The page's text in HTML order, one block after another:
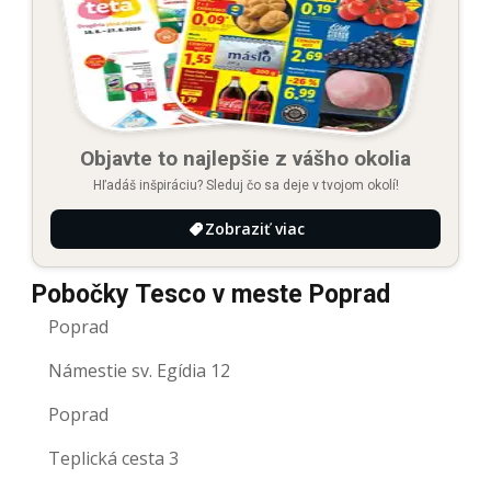
Objavte to najlepšie z vášho okolia
Hľadáš inšpiráciu? Sleduj čo sa deje v tvojom okolí!
Zobraziť viac
Pobočky Tesco v meste Poprad
Poprad
Námestie sv. Egídia 12
Poprad
Teplická cesta 3